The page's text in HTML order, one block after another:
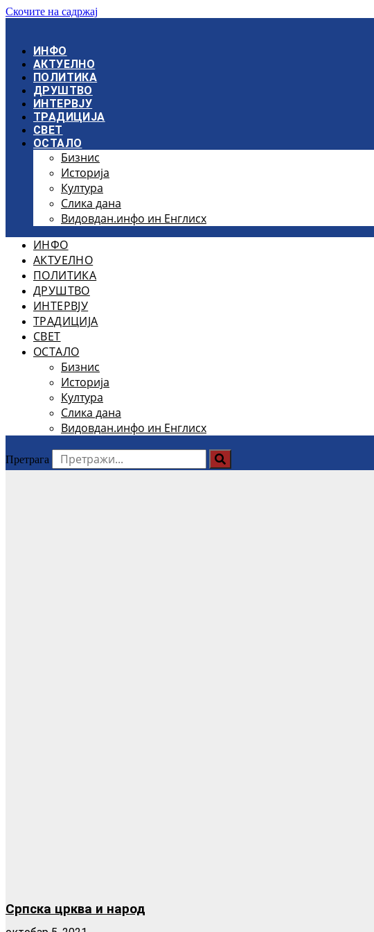
Скочите на садржај
ИНФО
АКТУЕЛНО
ПОЛИТИКА
ДРУШТВО
ИНТЕРВЈУ
ТРАДИЦИЈА
СВЕТ
ОСТАЛО
Бизнис
Историја
Култура
Слика дана
Видовдан.инфо ин Енглисх
ИНФО
АКТУЕЛНО
ПОЛИТИКА
ДРУШТВО
ИНТЕРВЈУ
ТРАДИЦИЈА
СВЕТ
ОСТАЛО
Бизнис
Историја
Култура
Слика дана
Видовдан.инфо ин Енглисх
Претрага
Српска црква и народ